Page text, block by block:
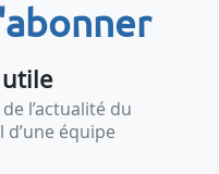
utile
l’actualité du
équipe